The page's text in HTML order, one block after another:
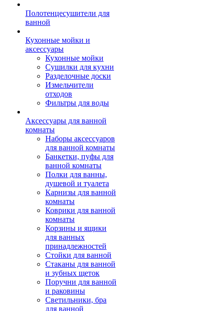
Полотенцесушители для
ванной
Кухонные мойки и
аксессуары
Кухонные мойки
Сушилки для кухни
Разделочные доски
Измельчители
отходов
Фильтры для воды
Аксессуары для ванной
комнаты
Наборы аксессуаров
для ванной комнаты
Банкетки, пуфы для
ванной комнаты
Полки для ванны,
душевой и туалета
Карнизы для ванной
комнаты
Коврики для ванной
комнаты
Корзины и ящики
для ванных
принадлежностей
Стойки для ванной
Стаканы для ванной
и зубных щеток
Поручни для ванной
и раковины
Светильники, бра
для ванной